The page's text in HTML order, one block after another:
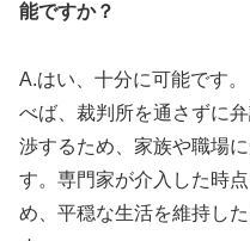
能ですか？
A.はい、十分に可能です
べば、裁判所を通さずに
渉するため、家族や職場
す。専門家が介入した時
め、平穏な生活を維持し